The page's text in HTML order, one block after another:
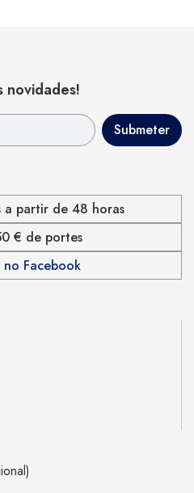
novidades!
a partir de 48 horas
€ de portes
no Facebook